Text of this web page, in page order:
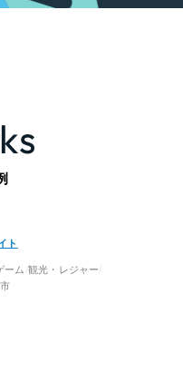
ト
ーム 観光・レジャー